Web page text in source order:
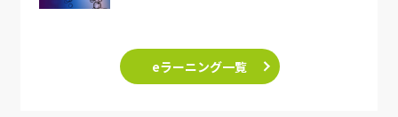
eラーニング一覧